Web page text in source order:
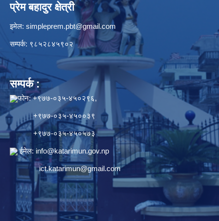
प्रेम बहादुर क्षेत्री
इमेल: simpleprem.pbt@gmail.com
सम्पर्क: ९८५२८४५९०२
सम्पर्क :
फोन: +९७७-०३५-४५०२९६,
+९७७-०३५-४५००३९
+९७७-०३५-४५०५७३
ईमेल: info@katarimun.gov.np
ict.katarimun@gmail.com